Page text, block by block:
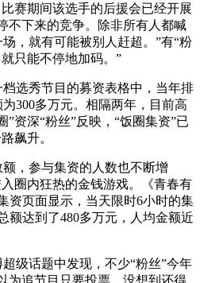
赛期间该选手的后援会已经开展
不下来的竞争。除非所有人都喊
，就有可能被别人赶超。”有“粉
只能不停地加码。”
选秀节目的募资表格中，当年排
300多万元。相隔两年，目前高
”资深“粉丝”反映，“饭圈集资”已
飙升。
，参与集资的人数也不断增
圈内狂热的金钱游戏。《青春有
资页面显示，当天限时6小时的集
额达到了480多万元，人均金额近
话题中发现，不少“粉丝”今年